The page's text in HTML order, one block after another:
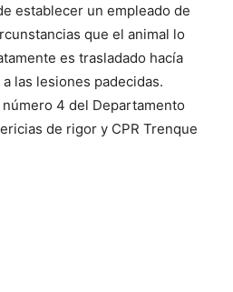
establecer un empleado de
que el animal lo
es trasladado hacía
las lesiones padecidas.
4 del Departamento
de rigor y CPR Trenque